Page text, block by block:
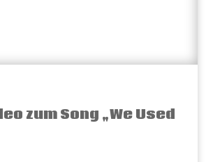
zum Song „We Used